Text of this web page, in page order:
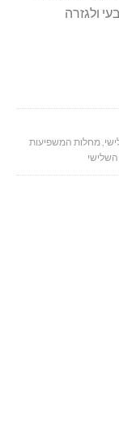
ולגזרה
,מחלות המשפיעות
השלישי